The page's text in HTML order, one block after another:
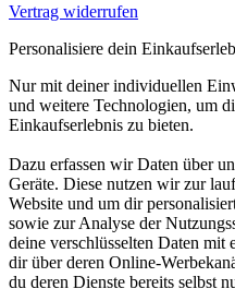
Vertrag widerrufen
Personalisiere dein
Nur mit deiner individuellen
und weitere Technologien, um
Einkaufserlebnis zu bieten.
Dazu erfassen wir Daten über
Geräte. Diese nutzen wir zur
Website und um dir
sowie zur Analyse der
deine verschlüsselten Daten mit
dir über deren Online-
du deren Dienste bereits selbst